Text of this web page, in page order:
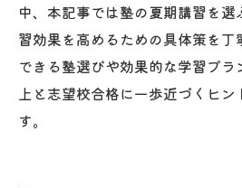
中、本記事では塾の夏期講習を
習効果を高めるための具体策を
できる塾選びや効果的な学習プ
上と志望校合格に一歩近づくヒン
す。